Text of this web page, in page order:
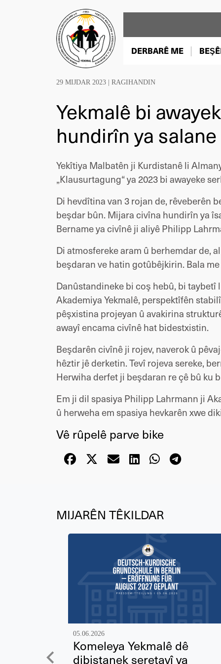
DERBARÊ ME
29 MIJDAR 2023 | RAGIHANDIN
Yekmalê bi
hundirîn ya
Yekîtiya Malbatên ji Kurdistanê li
„Klausurtagung“ ya 2023 bi awayeke
Di hevdîtina van 3 rojan de, rêveberên
beşdar bûn. Mijara civîna hundirîn ya
Bername ya civînê ji aliyê Philipp
Di atmosfereke aram û berhemdar de,
beşdaran ve hatin gotûbêjkirin. Bala
Danûstandineke bi coş hebû, bi taybetî
Akademiya Yekmalê, perspektîfên
pêşxistina projeyan û avakirina
awayî encama civînê hat bidestxistin.
Beşdarên civînê ji rojev, naverok û
hêztir jê derketin. Tevî rojeva sereke,
Herwiha derfet ji beşdaran re çê bû ku
Em ji dil spasiya Philipp Lahrmann ji
û herweha em spasiya hevkarên xwe
Vê rûpelê parve bike
MIJARÊN TÊKILDAR
05.06.2026
Komeleya Yekmalê dê
dibistanek seretayî ya